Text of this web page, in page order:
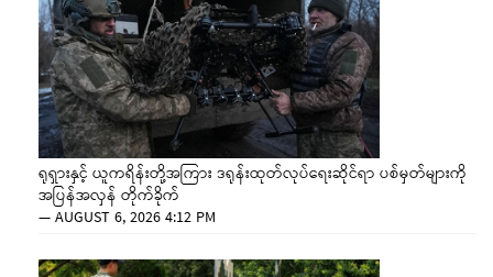
ရုရှားနှင့် ယူကရိန်းတို့အကြား ဒရုန်းထုတ်လုပ်ရေးဆိုင်ရာ ပစ်မှတ်များကို
အပြန်အလှန် တိုက်ခိုက်
—AUGUST 6, 2026 4:12 PM